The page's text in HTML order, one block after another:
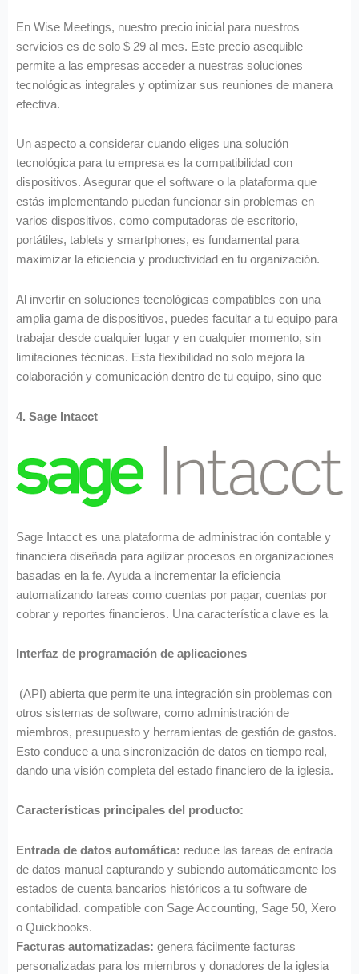
En Wise Meetings, nuestro precio inicial para nuestros
servicios es de solo $ 29 al mes. Este precio asequible
permite a las empresas acceder a nuestras soluciones
tecnológicas integrales y optimizar sus reuniones de manera
efectiva.
Un aspecto a considerar cuando eliges una solución
tecnológica para tu empresa es la compatibilidad con
dispositivos. Asegurar que el software o la plataforma que
estás implementando puedan funcionar sin problemas en
varios dispositivos, como computadoras de escritorio,
portátiles, tablets y smartphones, es fundamental para
maximizar la eficiencia y productividad en tu organización.
Al invertir en soluciones tecnológicas compatibles con una
amplia gama de dispositivos, puedes facultar a tu equipo para
trabajar desde cualquier lugar y en cualquier momento, sin
limitaciones técnicas. Esta flexibilidad no solo mejora la
colaboración y comunicación dentro de tu equipo, sino que
4. Sage Intacct
Sage Intacct es una plataforma de administración contable y
financiera diseñada para agilizar procesos en organizaciones
basadas en la fe. Ayuda a incrementar la eficiencia
automatizando tareas como cuentas por pagar, cuentas por
cobrar y reportes financieros. Una característica clave es la
Interfaz de programación de aplicaciones
(API) abierta que permite una integración sin problemas con
otros sistemas de software, como administración de
miembros, presupuesto y herramientas de gestión de gastos.
Esto conduce a una sincronización de datos en tiempo real,
dando una visión completa del estado financiero de la iglesia.
Características principales del producto:
Entrada de datos automática: reduce las tareas de entrada
de datos manual capturando y subiendo automáticamente los
estados de cuenta bancarios históricos a tu software de
contabilidad. compatible con Sage Accounting, Sage 50, Xero
o Quickbooks.
Facturas automatizadas: genera fácilmente facturas
personalizadas para los miembros y donadores de la iglesia